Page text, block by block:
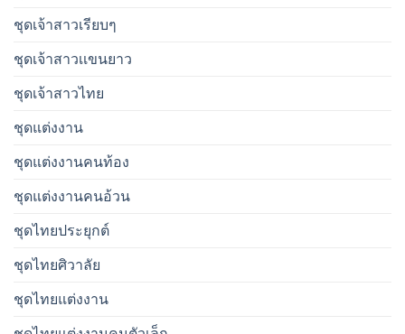
ชุดเจ้าสาวเรียบๆ
ชุดเจ้าสาวเเขนยาว
ชุดเจ้าสาวไทย
ชุดแต่งงาน
ชุดแต่งงานคนท้อง
ชุดแต่งงานคนอ้วน
ชุดไทยประยุกต์
ชุดไทยศิวาลัย
ชุดไทยแต่งงาน